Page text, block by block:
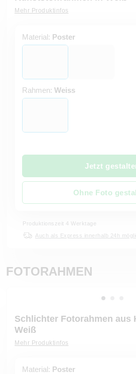
Mehr Produktinfos
Material: Poster
Rahmen: Weiss
Jetzt
Ohne Foto
Produktionszeit 4 Werktage
Auch als Express innerhalb 24h
FOTORAHMEN
Schlichter Fotorahmen aus
Weiß
Mehr Produktinfos
Material: Poster